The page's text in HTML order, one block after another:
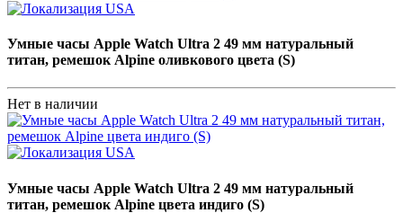
Умные часы Apple Watch Ultra 2 49 мм натуральный
титан, ремешок Alpine оливкового цвета (S)
Нет в наличии
Умные часы Apple Watch Ultra 2 49 мм натуральный
титан, ремешок Alpine цвета индиго (S)